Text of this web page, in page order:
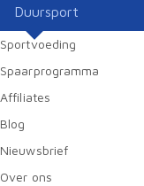
Duursport
Sportvoeding
Spaarprogramma
Affiliates
Blog
Nieuwsbrief
Over ons